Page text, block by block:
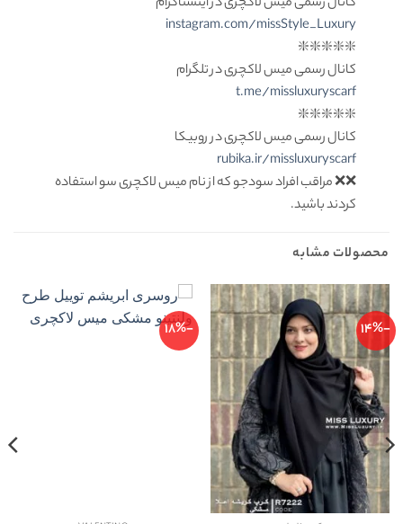
instagram.com/missStyle_Luxury
❇️❇️❇️❇️❇️
کانال رسمی میس لاکچری در تلگرام
t.me/missluxuryscarf
❇️❇️❇️❇️❇️
کانال رسمی میس لاکچری در روبیکا
rubika.ir/missluxuryscarf
❌❌ مراقب افراد سودجو که از نام میس لاکچری سو استفاده
کردند باشید.
محصولات مشابه
-14%
-18%